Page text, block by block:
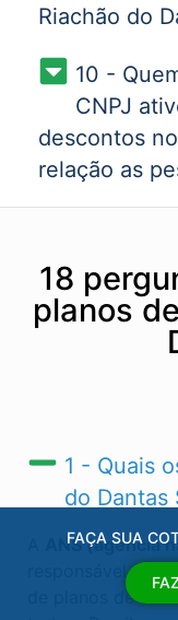
Riachão do
10 -
CNPJ
descontos
relação as
18
planos
1 - Quais
do Dantas
ANS (agência
responsável por
de planos de
FAÇA SUA